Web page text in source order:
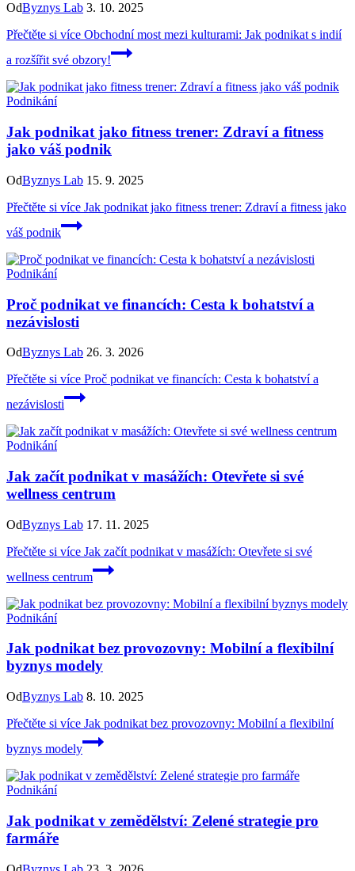
OdByznys Lab 3. 10. 2025
Přečtěte si více Obchodní most mezi kulturami: Jak podnikat s indií
a rozšířit své obzory!
Podnikání
Jak podnikat jako fitness trener: Zdraví a fitness
jako váš podnik
OdByznys Lab 15. 9. 2025
Přečtěte si více Jak podnikat jako fitness trener: Zdraví a fitness jako
váš podnik
Podnikání
Proč podnikat ve financích: Cesta k bohatství a
nezávislosti
OdByznys Lab 26. 3. 2026
Přečtěte si více Proč podnikat ve financích: Cesta k bohatství a
nezávislosti
Podnikání
Jak začít podnikat v masážích: Otevřete si své
wellness centrum
OdByznys Lab 17. 11. 2025
Přečtěte si více Jak začít podnikat v masážích: Otevřete si své
wellness centrum
Podnikání
Jak podnikat bez provozovny: Mobilní a flexibilní
byznys modely
OdByznys Lab 8. 10. 2025
Přečtěte si více Jak podnikat bez provozovny: Mobilní a flexibilní
byznys modely
Podnikání
Jak podnikat v zemědělství: Zelené strategie pro
farmáře